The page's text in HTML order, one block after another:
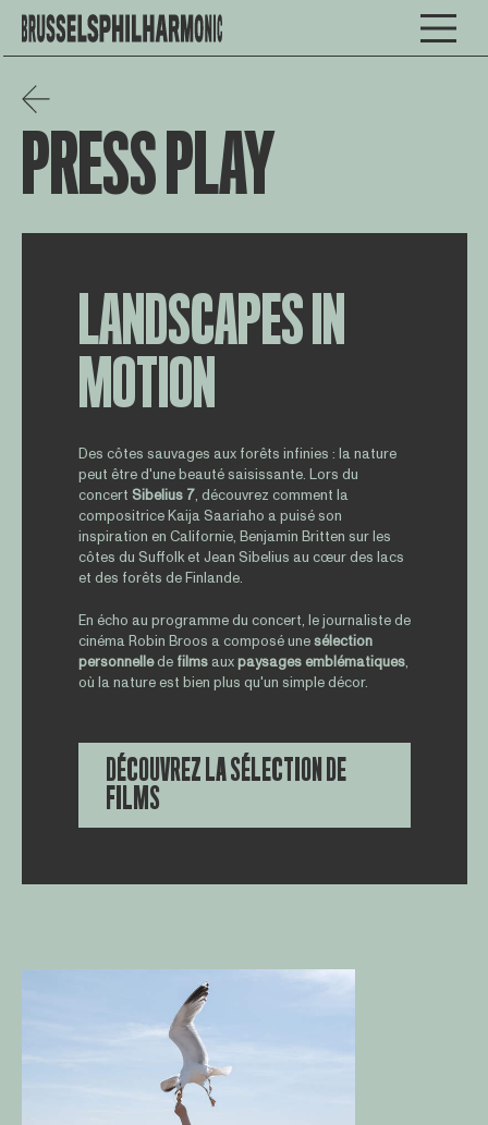
PRESS PLAY
LANDSCAPES IN
MOTION
Des côtes sauvages aux forêts infinies : la nature
peut être d'une beauté saisissante. Lors du
concert Sibelius 7, découvrez comment la
compositrice Kaija Saariaho a puisé son
inspiration en Californie, Benjamin Britten sur les
côtes du Suffolk et Jean Sibelius au cœur des lacs
et des forêts de Finlande.
En écho au programme du concert, le journaliste de
cinéma Robin Broos a composé unesélection
personnellede films auxpaysagesemblématiques,
où la nature est bien plus qu'un simple décor.
DÉCOUVREZ LA SÉLECTION DE
FILMS